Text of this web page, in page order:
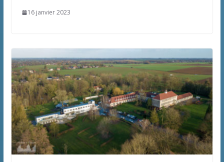
16 janvier 2023